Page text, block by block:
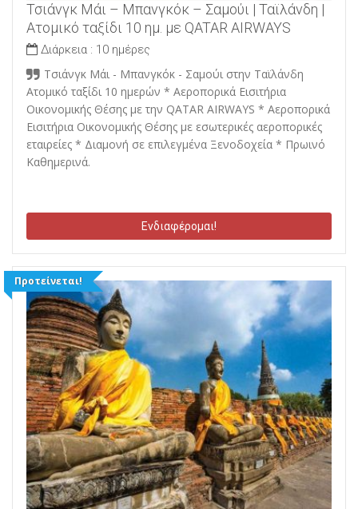
Τσιάνγκ Μάι – Μπανγκόκ – Σαμούι | Ταϊλάνδη |
Ατομικό ταξίδι 10 ημ. με QATAR AIRWAYS
Διάρκεια : 10 ημέρες
Τσιάνγκ Μάι - Μπανγκόκ - Σαμούι στην Ταϊλάνδη
Ατομικό ταξίδι 10 ημερών * Αεροπορικά Εισιτήρια
Οικονομικής Θέσης με την QATAR AIRWAYS * Αεροπορικά
Εισιτήρια Οικονομικής Θέσης με εσωτερικές αεροπορικές
εταιρείες * Διαμονή σε επιλεγμένα Ξενοδοχεία * Πρωινό
Καθημερινά.
Ενδιαφέρομαι!
Προτείνεται!